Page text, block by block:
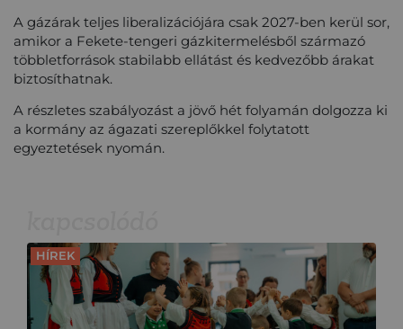
A gázárak teljes liberalizációjára csak 2027-ben kerül sor,
amikor a Fekete-tengeri gázkitermelésből származó
többletforrások stabilabb ellátást és kedvezőbb árakat
biztosíthatnak.
A részletes szabályozást a jövő hét folyamán dolgozza ki
a kormány az ágazati szereplőkkel folytatott
egyeztetések nyomán.
HÍREK